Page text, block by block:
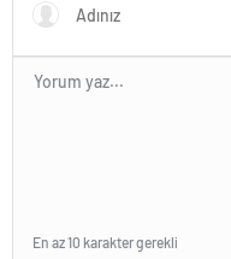
En az 10 karakter gerekli